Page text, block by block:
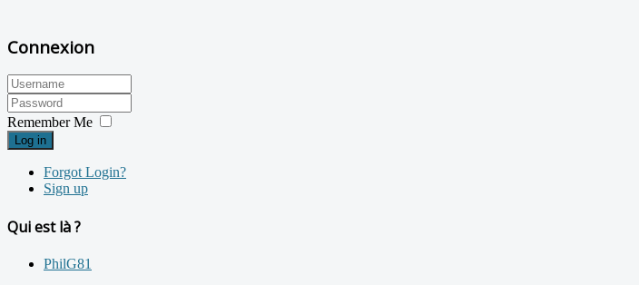
Connexion
Remember Me
Log in
Forgot Login?
Sign up
Qui est là ?
PhilG81